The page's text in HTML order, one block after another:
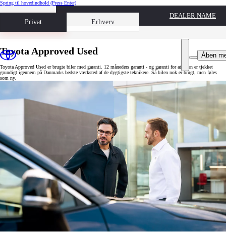
Spring til hovedindhold (Press Enter)
Privat Erhverv
Book prøvetur
DEALER NAME
Åben
Toyota Approved Used
Toyota Approved Used er brugte biler med garanti. 12 måneders garanti - og garanti for at bilen er tjekket
grundigt igennem på Danmarks bedste værksted af de dygtigste teknikere. Så bilen nok er brugt, men føles
som ny.